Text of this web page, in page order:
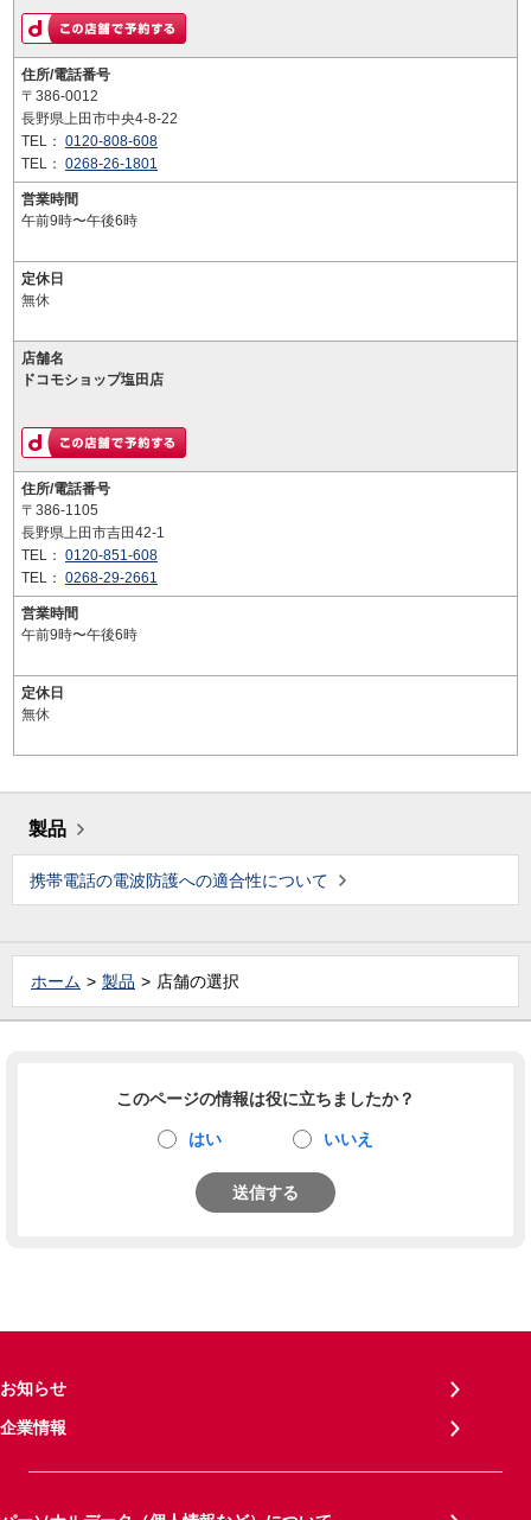
住所/電話番号
〒386-0012
長野県上田市中央4-8-22
TEL： 0120-808-608
TEL： 0268-26-1801
営業時間
午前9時〜午後6時
定休日
無休
店舗名
ドコモショップ塩田店
住所/電話番号
〒386-1105
長野県上田市吉田42-1
TEL： 0120-851-608
TEL： 0268-29-2661
営業時間
午前9時〜午後6時
定休日
無休
製品
携帯電話の電波防護への適合性について
ホーム 製品 店舗の選択
このページの情報は役に立ちましたか？
はい いいえ
送信する
お知らせ
企業情報